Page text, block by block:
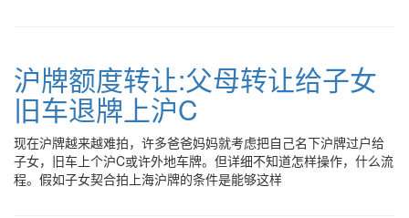
沪牌额度转让:父母转让给子女
旧车退牌上沪C
现在沪牌越来越难拍，许多爸爸妈妈就考虑把自己名下沪牌过户给
子女，旧车上个沪C或许外地车牌。但详细不知道怎样操作，什么流
程。假如子女契合拍上海沪牌的条件是能够这样